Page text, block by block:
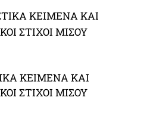
ΚΕΙΜΕΝΑ ΚΑΙ
ΣΤΙΧΟΙ ΜΙΣΟΥ